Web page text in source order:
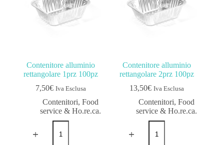
Contenitore alluminio
rettangolare 1prz 100pz
7,50€ Iva Esclusa
Contenitori,Food
service & Ho.re.ca.
Contenitore alluminio
rettangolare 2prz 100pz
13,50€ Iva Esclusa
Contenitori,Food
service & Ho.re.ca.